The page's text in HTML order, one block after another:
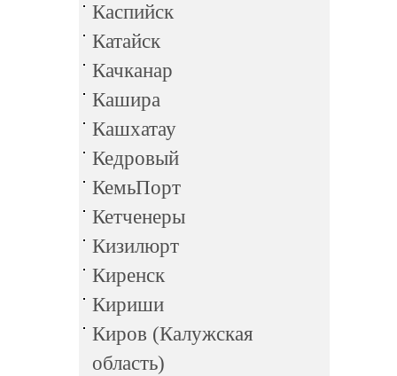
Каспийск
Катайск
Качканар
Кашира
Кашхатау
Кедровый
КемьПорт
Кетченеры
Кизилюрт
Киренск
Кириши
Киров (Калужская
область)